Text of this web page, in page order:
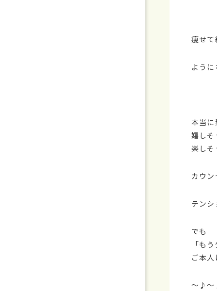
痩せて
よう
本当
嬉しそ
楽しそ
カウ
テンシ
でも
「も
ご本
～♪